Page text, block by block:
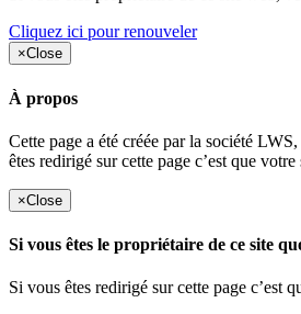
Cliquez ici pour renouveler
×Close
À propos
Cette page a été créée par la société
êtes redirigé sur cette page c’est que
×Close
Si vous êtes le propriétaire de ce site
Si vous êtes redirigé sur cette page c’est